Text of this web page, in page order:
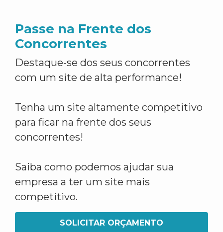
Passe na Frente dos
Concorrentes
Destaque-se dos seus concorrentes
com um site de alta performance!
Tenha um site altamente competitivo
para ficar na frente dos seus
concorrentes!
Saiba como podemos ajudar sua
empresa a ter um site mais
competitivo.
SOLICITAR ORÇAMENTO